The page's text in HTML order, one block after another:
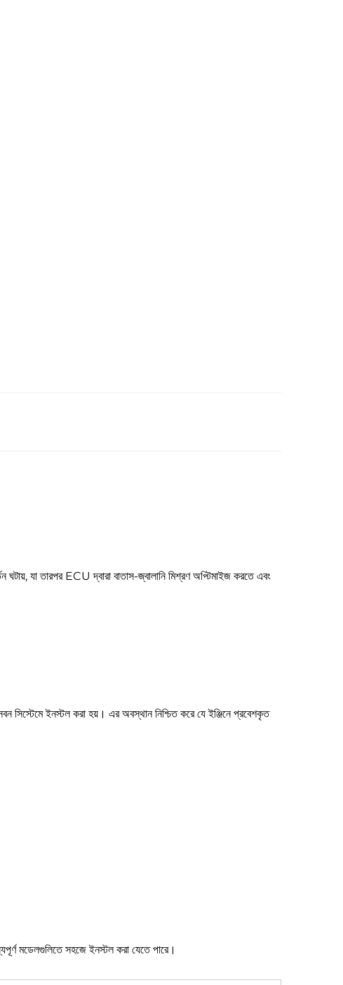
ঘটায়, যা তারপর ECU দ্বারা বাতাস-জ্বালানি মিশ্রণ অপ্টিমাইজ করতে এবং
ইনস্টল করা হয়। এর অবস্থান নিশ্চিত করে যে ইঞ্জিনে প্রবেশকৃত
মডেলগুলিতে সহজে ইনস্টল করা যেতে পারে।